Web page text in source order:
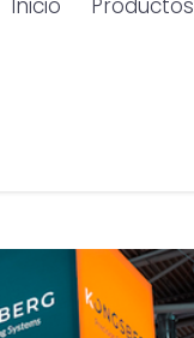
Inicio Productos